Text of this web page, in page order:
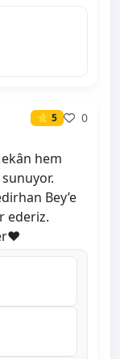
⭐ 5
0
hem
Bey’e
ederiz.